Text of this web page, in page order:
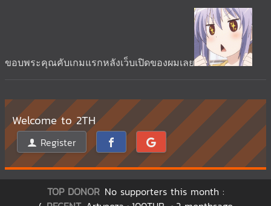
ขอบพระคุณคับเกมแรกหลังเว็บเปิดของผมเลย
Welcome to 2TH
Register
TOP DONOR No supporters this month :